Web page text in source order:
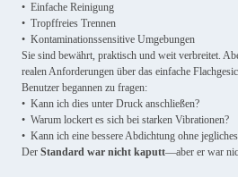
• Einfache Reinigung
• Tropffreies Trennen
• Kontaminationssensitive Umgebungen
Sie sind bewährt, praktisch und weit verbreitet.
realen Anforderungen über das einfache
Benutzer begannen zu fragen:
• Kann ich dies unter Druck anschließen?
• Warum lockert es sich bei starken Vibrationen?
• Kann ich eine bessere Abdichtung ohne
Der Standard war nicht kaputt—aber er war